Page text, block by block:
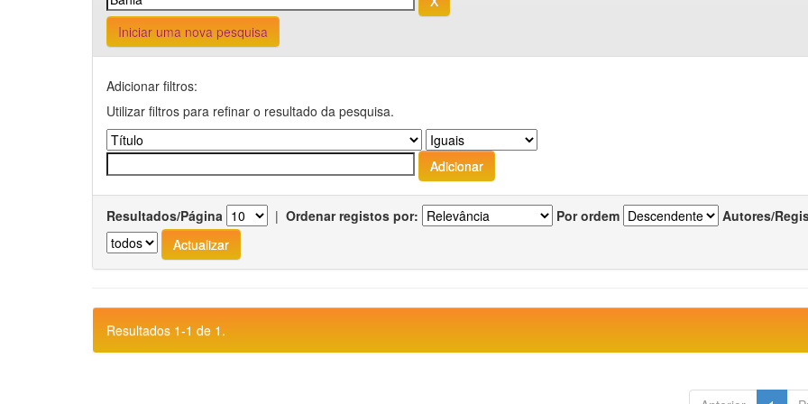
Iniciar uma nova pesquisa
Adicionar filtros:
Utilizar filtros para refinar o resultado da pesquisa.
Resultados/Página | Ordenar registos por: Por ordem Autores/
Resultados 1-1 de 1.